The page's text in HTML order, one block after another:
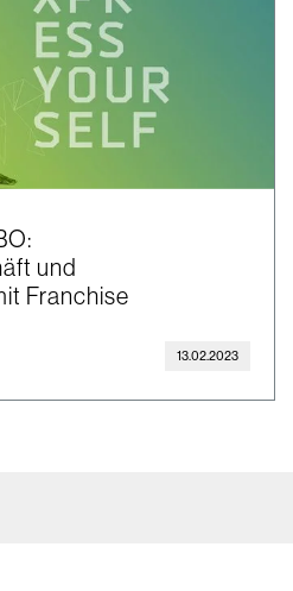
und
Franchise
13.02.2023